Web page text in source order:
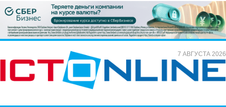
7 АВГУСТА 2026